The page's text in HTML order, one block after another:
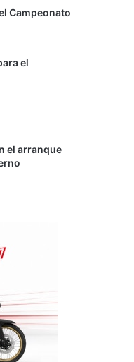
Campeonato
el
el arranque